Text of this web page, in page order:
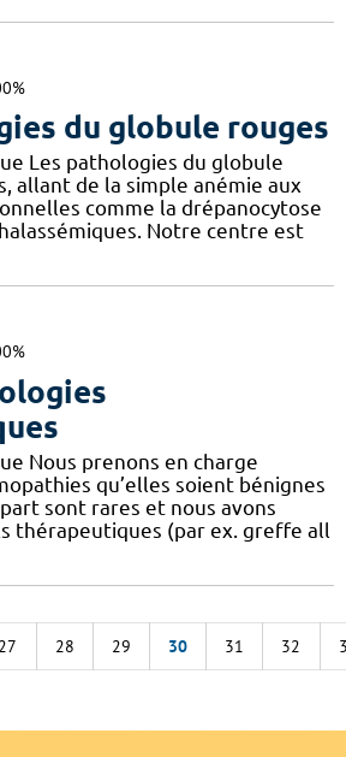
du globule rouges
Les pathologies du globule
allant de la simple anémie aux
comme la drépanocytose
Notre centre est
Nous prenons en charge
qu’elles soient bénignes
sont rares et nous avons
thérapeutiques (par ex. greffe all
27 28 29 30 31 32